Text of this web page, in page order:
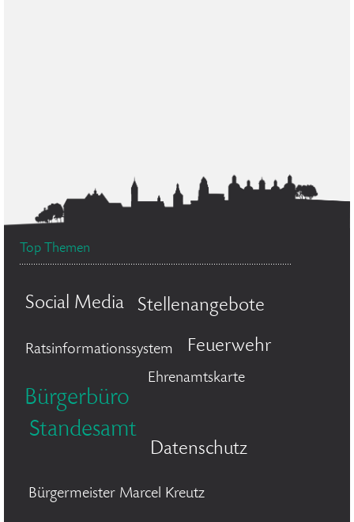
Top Themen
Social Media Stellenangebote
Ratsinformationssystem Feuerwehr
Bürgerbüro
Ehrenamtskarte
Standesamt
Datenschutz
Bürgermeister Marcel Kreutz